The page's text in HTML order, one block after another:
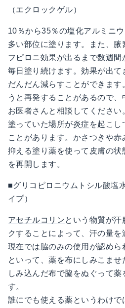
（エクロックゲル）
10％から35％の塩化アルミニ
多い部位に塗ります。また、腋
フピロニ効果が出るまで数週
毎日塗り続けます。効果が出
だんだん減らすことができます
うと再発することがあるので
お医者さんと相談してくださ
塗っていた場所が炎症 を起こし
ことがあります。かさつきや
抑える塗り薬を使って皮膚の
を再開します。
■グリコピロニウムトシル酸塩
イプ）
アセチルコリンという物質が汗
クすることによって、汗の量
現在では脇のみの使用が認めら
といって、薬を布にしみこま
しみ込んだ布で脇をぬぐって薬
す。
誰にでも使える薬というわけで